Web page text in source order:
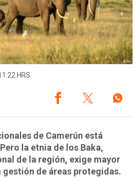
HRS.
de Camerún está
la etnia de los Baka,
de la región, exige mayor
de áreas protegidas.